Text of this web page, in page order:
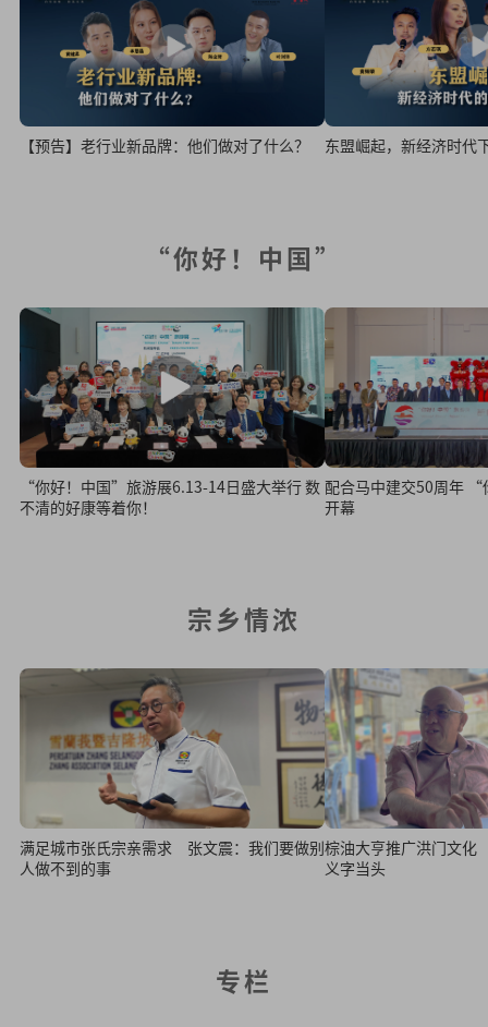
【预告】老行业新品牌：他们做对了什么？ 东盟崛起，新经济时代
“你好！中国”
“你好！中国”旅游展6.13-14日盛大举行 数
不清的好康等着你！
配合马中建交50周年
开幕
宗乡情浓
满足城市张氏宗亲需求 张文震：我们要做别
人做不到的事
棕油大亨推广洪门文
义字当头
专栏